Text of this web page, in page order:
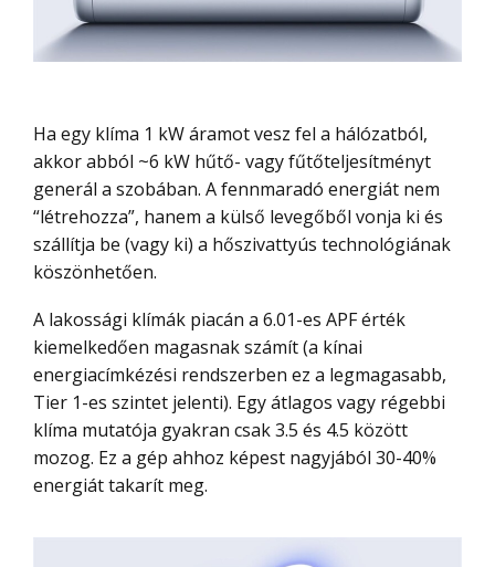
Ha egy klíma 1 kW áramot vesz fel a hálózatból,
akkor abból ~6 kW hűtő- vagy fűtőteljesítményt
generál a szobában. A fennmaradó energiát nem
“létrehozza”, hanem a külső levegőből vonja ki és
szállítja be (vagy ki) a hőszivattyús technológiának
köszönhetően.
A lakossági klímák piacán a 6.01-es APF érték
kiemelkedően magasnak számít (a kínai
energiacímkézési rendszerben ez a legmagasabb,
Tier 1-es szintet jelenti). Egy átlagos vagy régebbi
klíma mutatója gyakran csak 3.5 és 4.5 között
mozog. Ez a gép ahhoz képest nagyjából 30-40%
energiát takarít meg.